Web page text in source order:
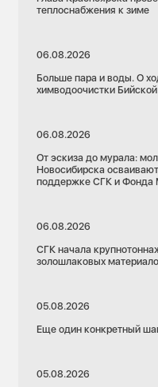
теплоснабжения к зиме
06.08.2026
Больше пара и воды. О
химводоочистки
06.08.2026
От эскиза до мурала:
Новосибирска
поддержке СГК и Фонда
06.08.2026
СГК начала
золошлаковых
05.08.2026
Еще один конкретный
05.08.2026